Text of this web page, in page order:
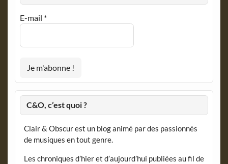
E-mail *
C&O, c’est quoi ?
Clair & Obscur est un blog animé par des passionnés
de musiques en tout genre.
Les chroniques d’hier et d’aujourd’hui publiées au fil de